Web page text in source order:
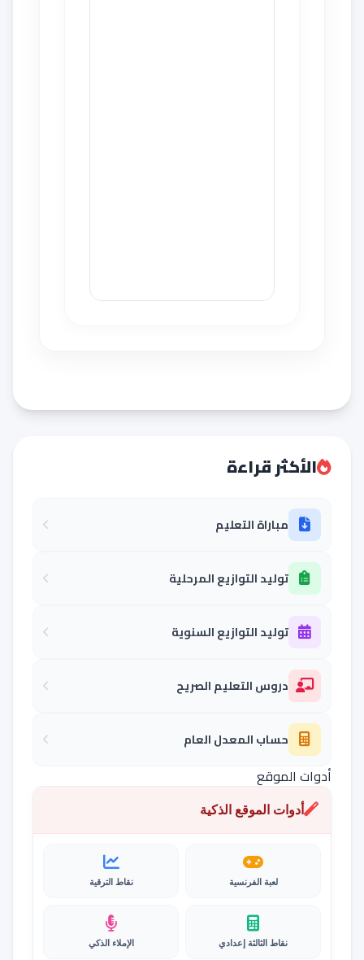
الأكثر قراءة
مباراة التعليم
توليد التوازيع المرحلية
توليد التوازيع السنوية
دروس التعليم الصريح
حساب المعدل العام
أدوات الموقع
أدوات الموقع الذكية
لعبة الفرنسية نقاط الترقية
نقاط الثالثة إعدادي الإملاء الذكي